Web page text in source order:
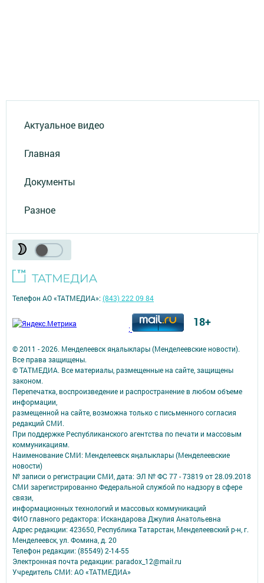
Актуальное видео
Главная
Документы
Разное
© 2011 - 2026. Менделеевск яӊалыклары (Менделеевские новости).
Все права защищены.
© ТАТМЕДИА. Все материалы, размещенные на сайте, защищены
законом.
Перепечатка, воспроизведение и распространение в любом объеме
информации,
размещенной на сайте, возможна только с письменного согласия
редакций СМИ.
При поддержке Республиканского агентства по печати и массовым
коммуникациям.
Наименование СМИ: Менделеевск яӊалыклары (Менделеевские
новости)
№ записи о регистрации СМИ, дата: ЭЛ № ФС 77 - 73819 от 28.09.2018
СМИ зарегистрированно Федеральной службой по надзору в сфере
связи,
информационных технологий и массовых коммуникаций
ФИО главного редактора: Искандарова Джулия Анатольевна
Адрес редакции: 423650, Республика Татарстан, Менделеевский р-н, г.
Менделеевск, ул. Фомина, д. 20
Телефон редакции: (85549) 2-14-55
Электронная почта редакции: paradox_12@mail.ru
Учредитель СМИ: АО «ТАТМЕДИА»
Телефон АО «ТАТМЕДИА»:(843) 222 09 84
; 18+